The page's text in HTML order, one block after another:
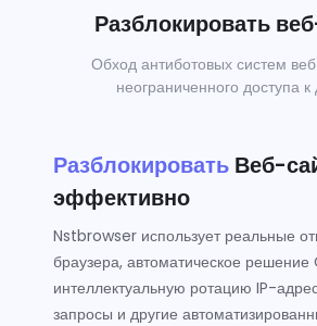
Разблокировать
Обход антиботовых систем
неограниченного доступа
Разблокировать Веб-
эффективно
Nstbrowser использует реальные
браузера, автоматическое решение
интеллектуальную ротацию IP-
запросы и другие